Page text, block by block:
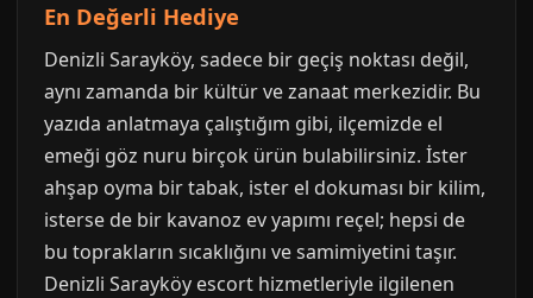
En Değerli Hediye
Denizli Sarayköy, sadece bir geçiş noktası değil,
aynı zamanda bir kültür ve zanaat merkezidir. Bu
yazıda anlatmaya çalıştığım gibi, ilçemizde el
emeği göz nuru birçok ürün bulabilirsiniz. İster
ahşap oyma bir tabak, ister el dokuması bir kilim,
isterse de bir kavanoz ev yapımı reçel; hepsi de
bu toprakların sıcaklığını ve samimiyetini taşır.
Denizli Sarayköy escort hizmetleriyle ilgilenen